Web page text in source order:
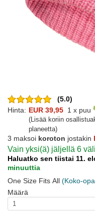
(5.0)
Hinta: EUR 39,95 1 x puu
(Lisää koriin
planeetta)
3 maksoi koroton jostakin
Vain yksi(ä) jäljellä 6
Haluatko sen tiistai 11.
minuuttia
One Size Fits All (Koko-
Määrä